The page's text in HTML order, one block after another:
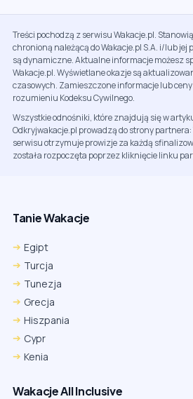
Treści pochodzą z serwisu Wakacje.pl.
chronioną należącą do Wakacje.pl S.A. i/lub jej
są dynamiczne. Aktualne informacje możesz
Wakacje.pl. Wyświetlane okazje są
czasowych. Zamieszczone informacje lub
rozumieniu Kodeksu Cywilnego.
Wszystkie odnośniki, które znajdują się w
Odkryjwakacje.pl prowadzą do strony partnera:
serwisu otrzymuje prowizje za każdą
została rozpoczęta poprzez kliknięcie linku
Tanie Wakacje
Egipt
Turcja
Tunezja
Grecja
Hiszpania
Cypr
Kenia
Wakacje All Inclusive